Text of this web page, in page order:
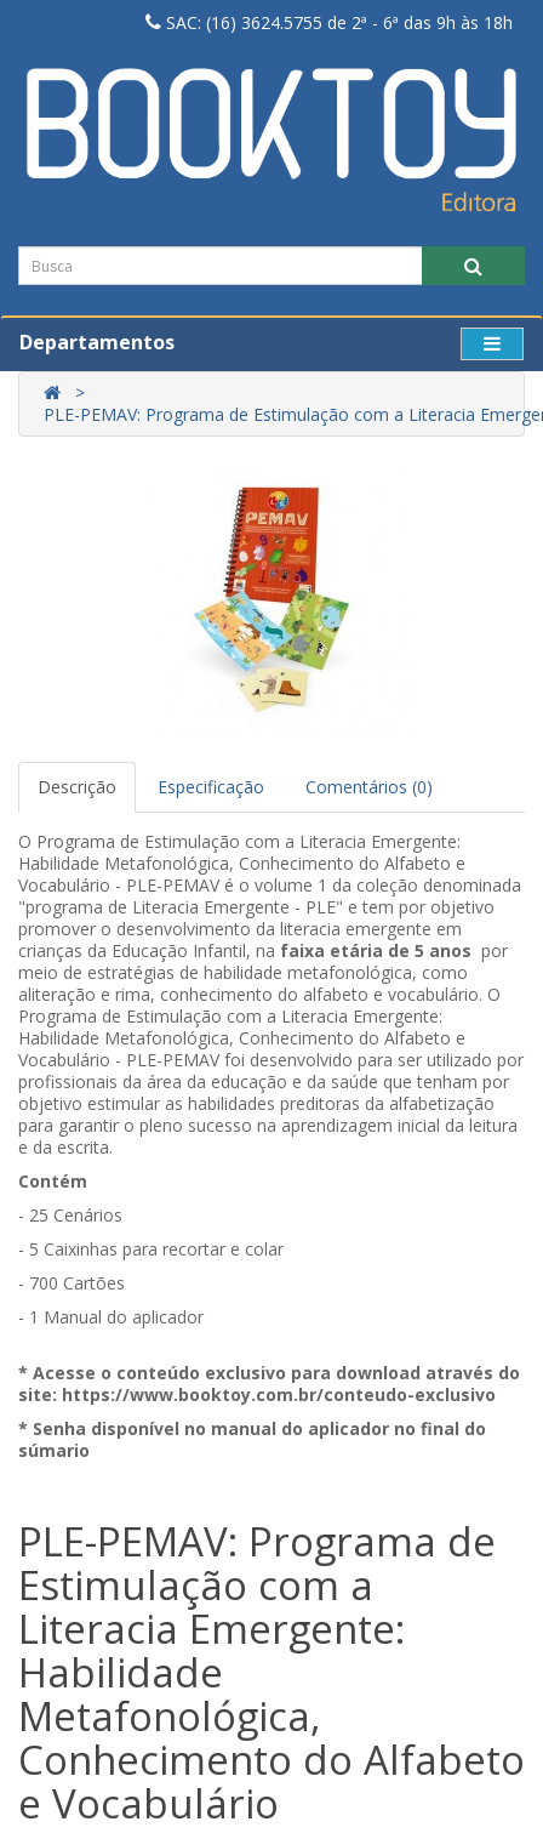
SAC: (16) 3624.5755 de 2ª - 6ª das 9h às 18h
Departamentos
PLE-PEMAV: Programa de Estimulação com a Literacia
Descrição Especificação Comentários (0)
O Programa de Estimulação com a Literacia Emergente:
Habilidade Metafonológica, Conhecimento do Alfabeto e
Vocabulário - PLE-PEMAV é o volume 1 da coleção denominada
"programa de Literacia Emergente - PLE" e tem por objetivo
promover o desenvolvimento da literacia emergente em
crianças da Educação Infantil, na faixa etária de 5 anos por
meio de estratégias de habilidade metafonológica, como
aliteração e rima, conhecimento do alfabeto e vocabulário. O
Programa de Estimulação com a Literacia Emergente:
Habilidade Metafonológica, Conhecimento do Alfabeto e
Vocabulário - PLE-PEMAV foi desenvolvido para ser utilizado por
profissionais da área da educação e da saúde que tenham por
objetivo estimular as habilidades preditoras da alfabetização
para garantir o pleno sucesso na aprendizagem inicial da leitura
e da escrita.
Contém
- 25 Cenários
- 5 Caixinhas para recortar e colar
- 700 Cartões
- 1 Manual do aplicador
* Acesse o conteúdo exclusivo para download através do
site: https://www.booktoy.com.br/conteudo-exclusivo
* Senha disponível no manual do aplicador no final do
súmario
PLE-PEMAV: Programa de
Estimulação com a
Literacia Emergente:
Habilidade
Metafonológica,
Conhecimento do Alfabeto
e Vocabulário